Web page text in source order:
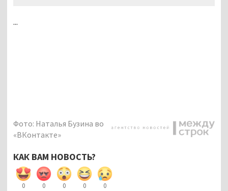
...
Фото: Наталья Бузина во
«ВКонтакте»
КАК ВАМ НОВОСТЬ?
0 0 0 0 0